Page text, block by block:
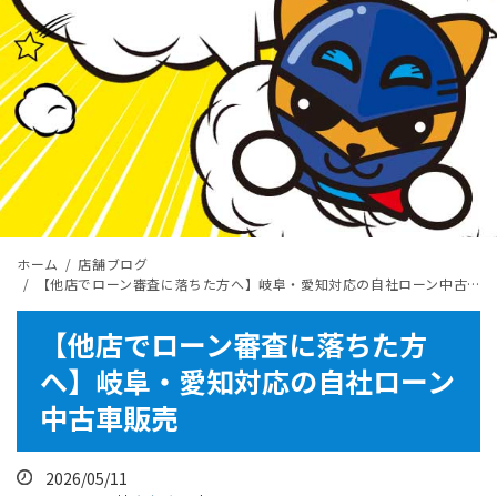
ホーム
店舗ブログ
【他店でローン審査に落ちた方へ】岐阜・愛知対応の自社ローン中古車販売
【他店でローン審査に落ちた方
へ】岐阜・愛知対応の自社ローン
中古車販売
2026/05/11